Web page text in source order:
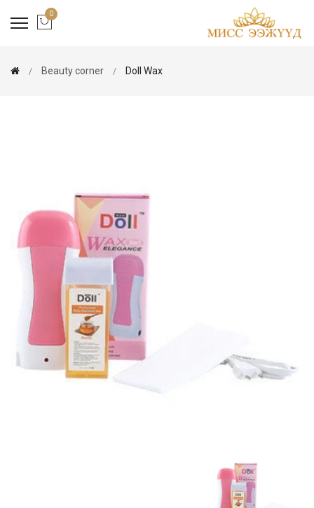
0
Beauty corner Doll Wax